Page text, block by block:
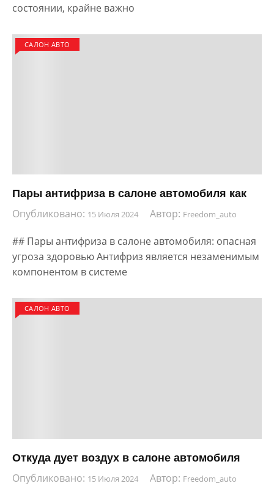
состоянии, крайне важно
САЛОН АВТО
Пары антифриза в салоне автомобиля как
Опубликовано: 15 Июля 2024 Автор: Freedom_auto
## Пары антифриза в салоне автомобиля: опасная
угроза здоровью Антифриз является незаменимым
компонентом в системе
САЛОН АВТО
Откуда дует воздух в салоне автомобиля
Опубликовано: 15 Июля 2024 Автор: Freedom_auto